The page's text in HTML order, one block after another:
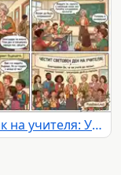
Празник на учителя: Ученици изразяват благодарност и учители вдъхновяват бъдещето.